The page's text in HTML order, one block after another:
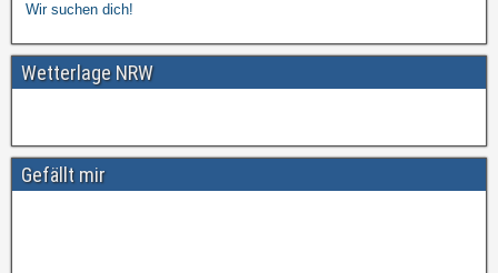
Wir suchen dich!
Wetterlage NRW
Gefällt mir